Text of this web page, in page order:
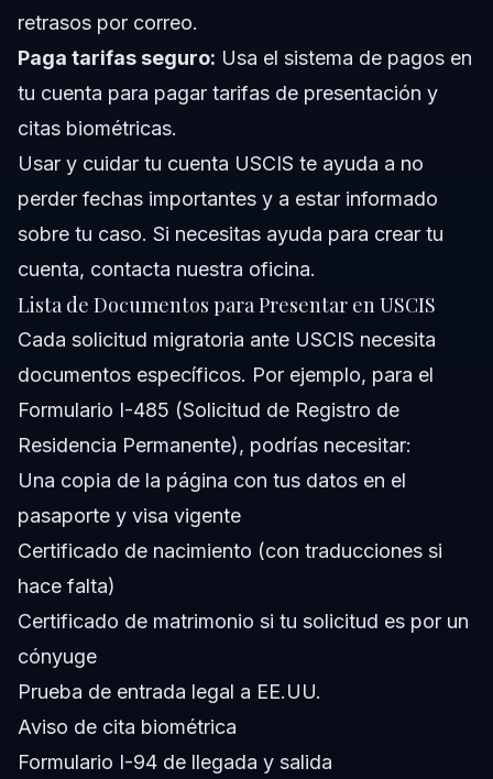
retrasos por correo.
Paga tarifas seguro: Usa el sistema de pagos en
tu cuenta para pagar tarifas de presentación y
citas biométricas.
Usar y cuidar tu cuenta USCIS te ayuda a no
perder fechas importantes y a estar informado
sobre tu caso. Si necesitas ayuda para crear tu
cuenta, contacta nuestra oficina.
Lista de Documentos para Presentar en USCIS
Cada solicitud migratoria ante USCIS necesita
documentos específicos. Por ejemplo, para el
Formulario I-485 (Solicitud de Registro de
Residencia Permanente), podrías necesitar:
Una copia de la página con tus datos en el
pasaporte y visa vigente
Certificado de nacimiento (con traducciones si
hace falta)
Certificado de matrimonio si tu solicitud es por un
cónyuge
Prueba de entrada legal a EE.UU.
Aviso de cita biométrica
Formulario I-94 de llegada y salida